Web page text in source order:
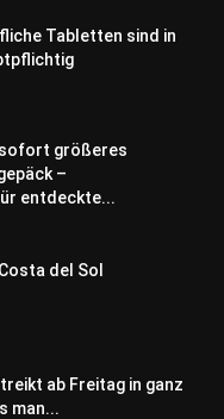
Tabletten sind in
sofort größeres
–
entdeckte...
del Sol
ab Freitag in ganz
man...